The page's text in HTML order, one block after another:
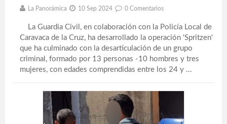
La Panorámica 10 Sep 2024 0 Comentarios
La Guardia Civil, en colaboración con la Policía Local de
Caravaca de la Cruz, ha desarrollado la operación 'Spritzen'
que ha culminado con la desarticulación de un grupo
criminal, formado por 13 personas -10 hombres y tres
mujeres, con edades comprendidas entre los 24 y ...